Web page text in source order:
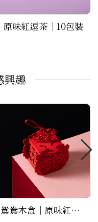
原味紅逗茶｜10包裝
興趣
鴛鴦木盒｜原味紅逗茶2包